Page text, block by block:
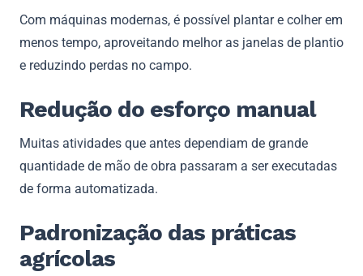
Com máquinas modernas, é possível plantar e colher em
menos tempo, aproveitando melhor as janelas de plantio
e reduzindo perdas no campo.
Redução do esforço manual
Muitas atividades que antes dependiam de grande
quantidade de mão de obra passaram a ser executadas
de forma automatizada.
Padronização das práticas
agrícolas